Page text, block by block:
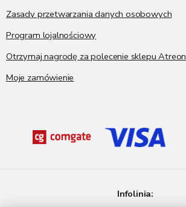
Zasady przetwarzania danych osobowych
Program lojalnościowy
Otrzymaj nagrodę za polecenie sklepu Atreon
Moje zamówienie
Infolinia: